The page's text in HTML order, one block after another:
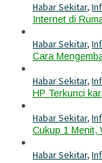
Habar Sekitar,
Internet di
Habar Sekitar,
Cara
Habar Sekitar,
HP Terkunci
Habar Sekitar,
Cukup 1 Menit,
Habar Sekitar,